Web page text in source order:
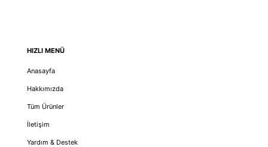
HIZLI MENÜ
Anasayfa
Hakkımızda
Tüm Ürünler
İletişim
Yardım & Destek